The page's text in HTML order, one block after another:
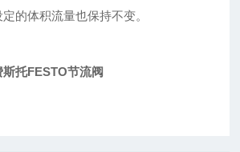
的体积流量也保持不变。
斯托FESTO节流阀